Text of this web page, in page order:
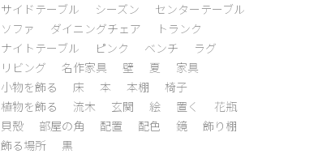
サイドテーブル
シーズン
センターテーブル
ソファ
ダイニングチェア
トランク
ナイトテーブル
ピンク ベンチ
ラグ
リビング
名作家具 壁 夏
家具
小物を飾る
床 本 本棚
椅子
植物を飾る
流木 玄関 絵 置く
花瓶
貝殻
部屋の角 配置 配色 鏡
飾り棚
飾る場所
黒